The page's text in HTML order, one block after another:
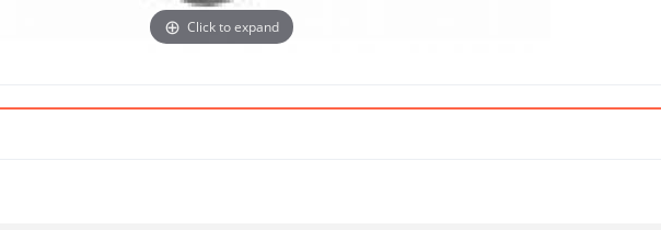
Click to expand